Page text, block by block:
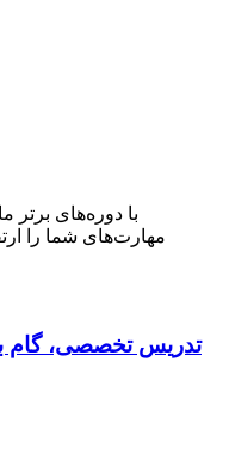
با دوره‌های برتر
مهارت‌های شما را
تدریس تخصصی، گام